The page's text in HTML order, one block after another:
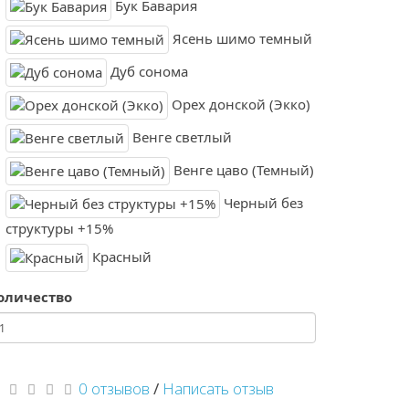
Бук Бавария
Ясень шимо темный
Дуб сонома
Орех донской (Экко)
Венге светлый
Венге цаво (Темный)
Черный без
структуры +15%
Красный
0 отзывов / Написать отзыв